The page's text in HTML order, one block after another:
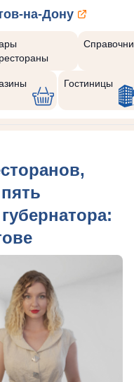
на-Дону
Гостиницы